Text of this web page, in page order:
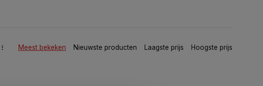
Meest bekeken Nieuwste producten Laagste prijs Hoogste prijs